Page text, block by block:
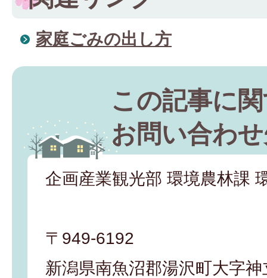
家庭ごみの出し方
この記事に
お問い合わ
企画産業観光部 環境農林課
〒949-6192
新潟県南魚沼郡湯沢町大字